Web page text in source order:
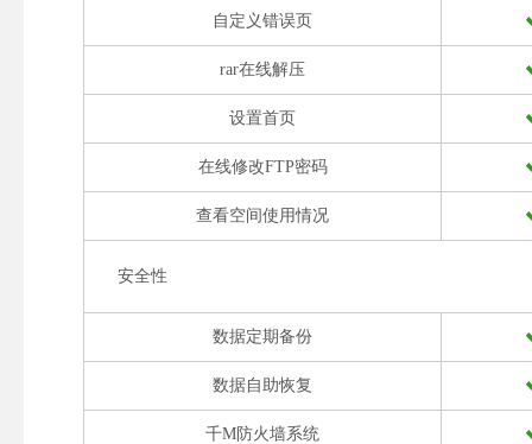
自定义错误页
rar在线解压
设置首页
在线修改FTP密码
查看空间使用情况
安全性
数据定期备份
数据自助恢复
千M防火墙系统